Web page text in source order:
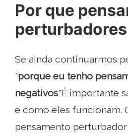
Por que
Se ainda continuarmos
"porque eu tenho
negativos"É importante
e como eles funcionam.
pensamento perturbador